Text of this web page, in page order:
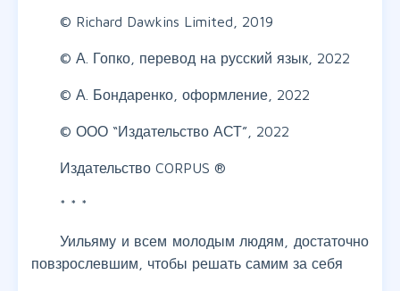
© Richard Dawkins Limited, 2019
© А. Гопко, перевод на русский язык, 2022
© А. Бондаренко, оформление, 2022
© ООО “Издательство АСТ”, 2022
Издательство CORPUS ®
* * *
Уильяму и всем молодым людям, достаточно
повзрослевшим, чтобы решать самим за себя